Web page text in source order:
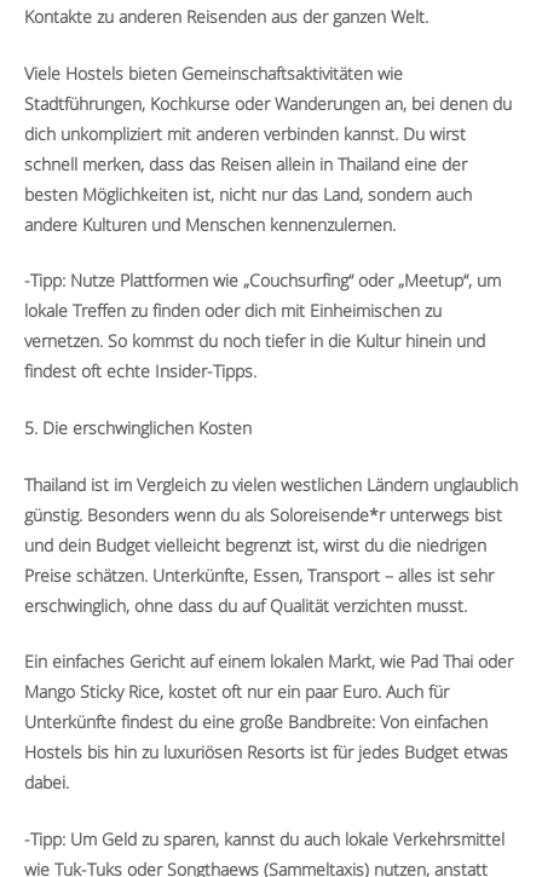
Kontakte zu anderen Reisenden aus der ganzen Welt.
Viele Hostels bieten Gemeinschaftsaktivitäten wie
Stadtführungen, Kochkurse oder Wanderungen an, bei denen du
dich unkompliziert mit anderen verbinden kannst. Du wirst
schnell merken, dass das Reisen allein in Thailand eine der
besten Möglichkeiten ist, nicht nur das Land, sondern auch
andere Kulturen und Menschen kennenzulernen.
-Tipp: Nutze Plattformen wie „Couchsurfing“ oder „Meetup“, um
lokale Treffen zu finden oder dich mit Einheimischen zu
vernetzen. So kommst du noch tiefer in die Kultur hinein und
findest oft echte Insider-Tipps.
5. Die erschwinglichen Kosten
Thailand ist im Vergleich zu vielen westlichen Ländern unglaublich
günstig. Besonders wenn du als Soloreisende*r unterwegs bist
und dein Budget vielleicht begrenzt ist, wirst du die niedrigen
Preise schätzen. Unterkünfte, Essen, Transport – alles ist sehr
erschwinglich, ohne dass du auf Qualität verzichten musst.
Ein einfaches Gericht auf einem lokalen Markt, wie Pad Thai oder
Mango Sticky Rice, kostet oft nur ein paar Euro. Auch für
Unterkünfte findest du eine große Bandbreite: Von einfachen
Hostels bis hin zu luxuriösen Resorts ist für jedes Budget etwas
dabei.
-Tipp: Um Geld zu sparen, kannst du auch lokale Verkehrsmittel
wie Tuk-Tuks oder Songthaews (Sammeltaxis) nutzen, anstatt